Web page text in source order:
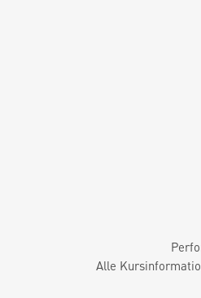
Alle